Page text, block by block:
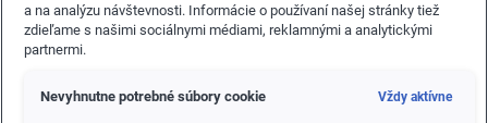
a na analýzu návštevnosti. Informácie o používaní našej stránky tiež
zdieľame s našimi sociálnymi médiami, reklamnými a analytickými
partnermi.
Nevyhnutne potrebné súbory cookie Vždy aktívne